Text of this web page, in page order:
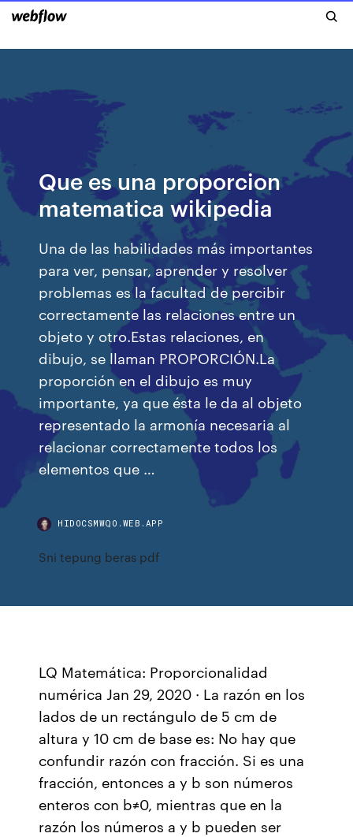
Que es una proporcion
matematica wikipedia
Una de las habilidades más importantes
para ver, pensar, aprender y resolver
problemas es la facultad de percibir
correctamente las relaciones entre un
objeto y otro.Estas relaciones, en
dibujo, se llaman PROPORCIÓN.La
proporción en el dibujo es muy
importante, ya que ésta le da al objeto
representado la armonía necesaria al
relacionar correctamente todos los
elementos que …
HIDOCSMWQO.WEB.APP
Sni tepung beras pdf
LQ Matemática: Proporcionalidad
numérica Jan 29, 2020 · La razón en los
lados de un rectángulo de 5 cm de
altura y 10 cm de base es: No hay que
confundir razón con fracción. Si es una
fracción, entonces a y b son números
enteros con b≠0, mientras que en la
razón los números a y b pueden ser